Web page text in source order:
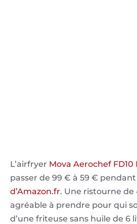
L’airfryer Mova Aerochef FD10
passer de 99 € à 59 € pendant
d’Amazon.fr. Une ristourne
agréable à prendre pour qui
d’une friteuse sans huile de 6